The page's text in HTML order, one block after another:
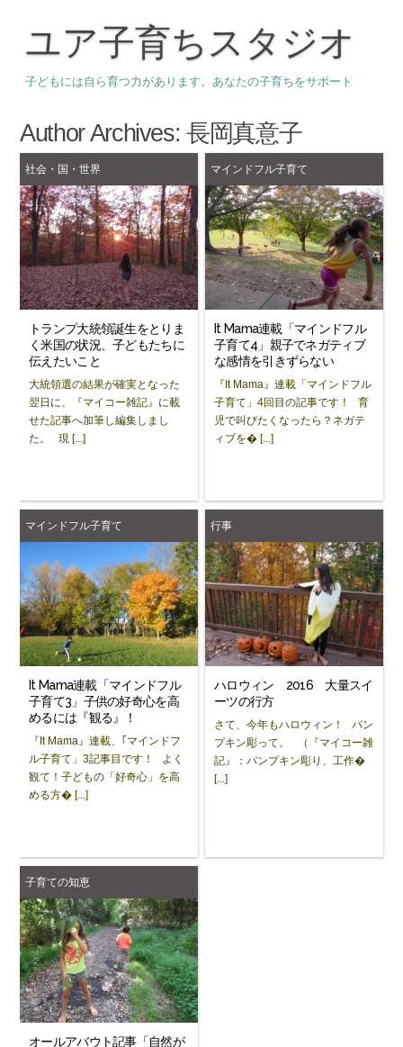
ユア子育ちスタジオ
子どもには自ら育つ力があります。あなたの子育ちをサポート
Author Archives:長岡真意子
社会・国・世界
トランプ大統領誕生をとりま
く米国の状況、子どもたちに
伝えたいこと
大統領選の結果が確実となった
翌日に、『マイコー雑記』に載
せた記事へ加筆し編集しまし
た。 現 [...]
マインドフル子育て
It Mama連載「マインドフル
子育て4」親子でネガティブ
な感情を引きずらない
『It Mama』連載「マインドフル
子育て」4回目の記事です！ 育
児で叫びたくなったら？ネガテ
ィブを� [...]
マインドフル子育て
It Mama連載「マインドフル
子育て3」子供の好奇心を高
めるには『観る』！
『It Mama』連載、｢マインドフ
ル子育て」3記事目です！ よく
観て！子どもの「好奇心」を高
める方� [...]
行事
ハロウィン 2016 大量スイ
ーツの行方
さて、今年もハロウィン！ パン
プキン彫って。 （『マイコー雑
記』：パンプキン彫り、工作�
[...]
子育ての知恵
オールアバウト記事「自然が